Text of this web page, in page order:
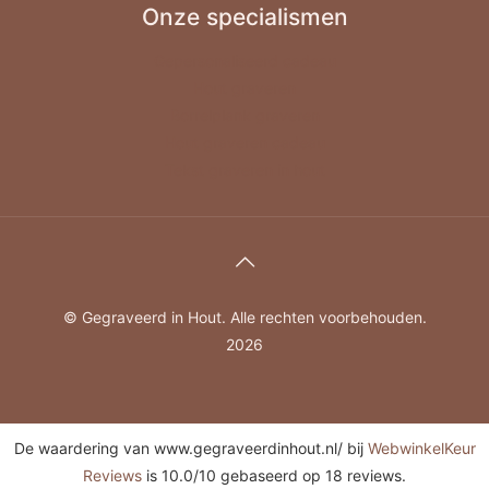
Onze specialismen
© Gegraveerd in Hout. Alle rechten voorbehouden.
2026
De waardering van www.gegraveerdinhout.nl/ bij WebwinkelKeur
Reviews is 10.0/10 gebaseerd op 18 reviews.